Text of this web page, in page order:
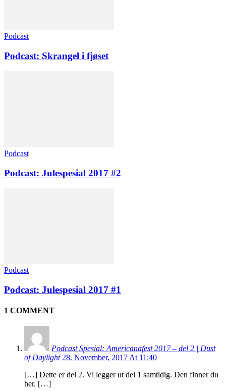
Podcast
Podcast: Skrangel i fjøset
Podcast
Podcast: Julespesial 2017 #2
Podcast
Podcast: Julespesial 2017 #1
1 COMMENT
Podcast Spesial: Americanafest 2017 – del 2 | Dust
of Daylight 28. November, 2017 At 11:40
[…] Dette er del 2. Vi legger ut del 1 samtidig. Den finner du
her. […]